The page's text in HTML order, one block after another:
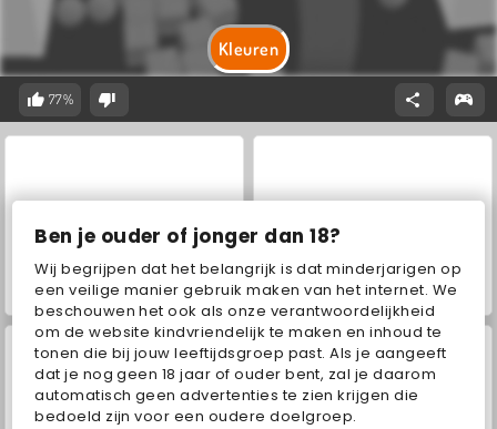
Ben je ouder of jonger dan 18?
Wij begrijpen dat het belangrijk is dat minderjarigen op
een veilige manier gebruik maken van het internet. We
beschouwen het ook als onze verantwoordelijkheid
om de website kindvriendelijk te maken en inhoud te
tonen die bij jouw leeftijdsgroep past. Als je aangeeft
dat je nog geen 18 jaar of ouder bent, zal je daarom
automatisch geen advertenties te zien krijgen die
bedoeld zijn voor een oudere doelgroep.
Kleuren
77%
VegaMix Da Vinci Puzzles World War 2 Shooter